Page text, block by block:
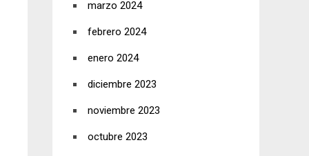
marzo 2024
febrero 2024
enero 2024
diciembre 2023
noviembre 2023
octubre 2023